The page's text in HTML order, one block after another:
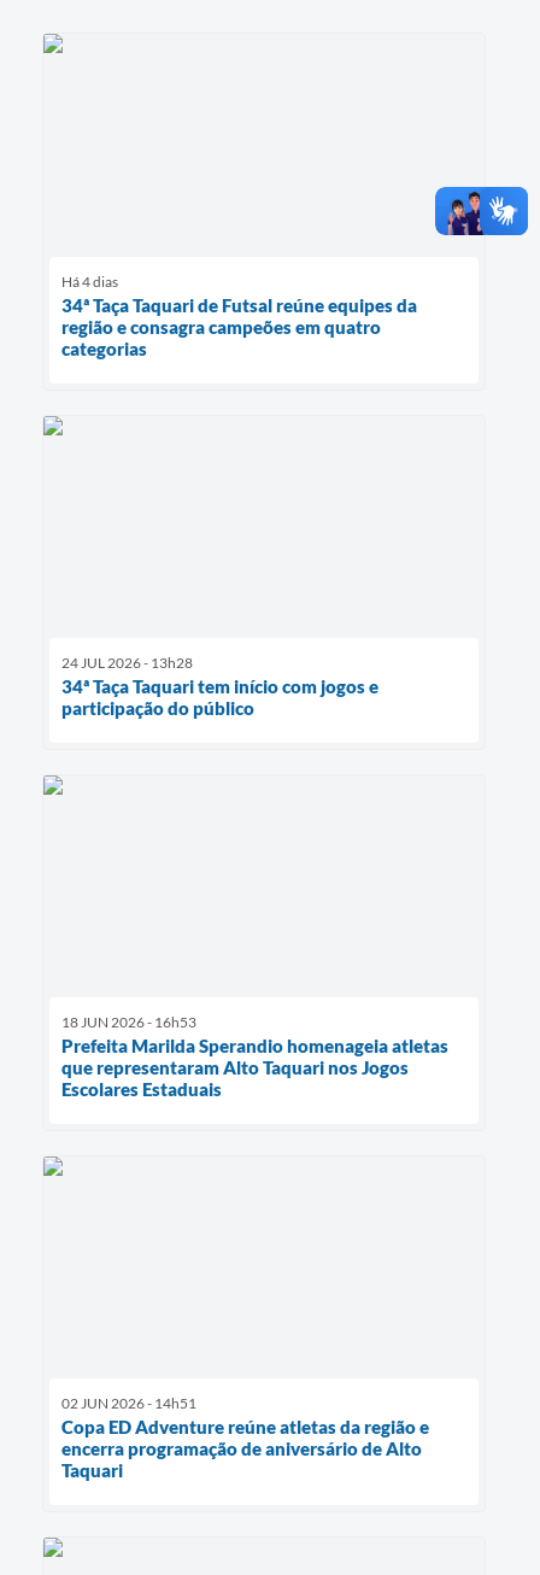
Há 4 dias
34ª Taça Taquari de Futsal reúne equipes da
região e consagra campeões em quatro
categorias
24 JUL 2026 - 13h28
34ª Taça Taquari tem início com jogos e
participação do público
18 JUN 2026 - 16h53
Prefeita Marilda Sperandio homenageia atletas
que representaram Alto Taquari nos Jogos
Escolares Estaduais
02 JUN 2026 - 14h51
Copa ED Adventure reúne atletas da região e
encerra programação de aniversário de Alto
Taquari